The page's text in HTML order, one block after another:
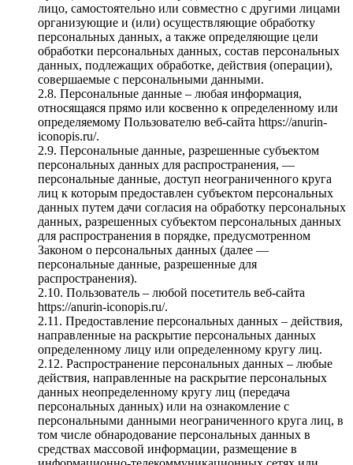
лицо, самостоятельно или совместно с другими лицами
организующие и (или) осуществляющие обработку
персональных данных, а также определяющие цели
обработки персональных данных, состав персональных
данных, подлежащих обработке, действия (операции),
совершаемые с персональными данными.
2.8. Персональные данные – любая информация,
относящаяся прямо или косвенно к определенному или
определяемому Пользователю веб-сайта https://anurin-
iconopis.ru/.
2.9. Персональные данные, разрешенные субъектом
персональных данных для распространения, —
персональные данные, доступ неограниченного круга
лиц к которым предоставлен субъектом персональных
данных путем дачи согласия на обработку персональных
данных, разрешенных субъектом персональных данных
для распространения в порядке, предусмотренном
Законом о персональных данных (далее —
персональные данные, разрешенные для
распространения).
2.10. Пользователь – любой посетитель веб-сайта
https://anurin-iconopis.ru/.
2.11. Предоставление персональных данных – действия,
направленные на раскрытие персональных данных
определенному лицу или определенному кругу лиц.
2.12. Распространение персональных данных – любые
действия, направленные на раскрытие персональных
данных неопределенному кругу лиц (передача
персональных данных) или на ознакомление с
персональными данными неограниченного круга лиц, в
том числе обнародование персональных данных в
средствах массовой информации, размещение в